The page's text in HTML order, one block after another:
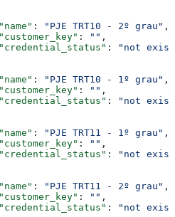
"name"
: "PJE TRT10 - 2º grau" ,
"customer_key"
: "" ,
"credential_status"
:
"not
"name"
: "PJE TRT10 - 1º grau" ,
"customer_key"
: "" ,
"credential_status"
:
"not
"name"
: "PJE TRT11 - 1º grau" ,
"customer_key"
: "" ,
"credential_status"
:
"not
"name"
: "PJE TRT11 - 2º grau" ,
"customer_key"
: "" ,
"credential_status"
:
"not